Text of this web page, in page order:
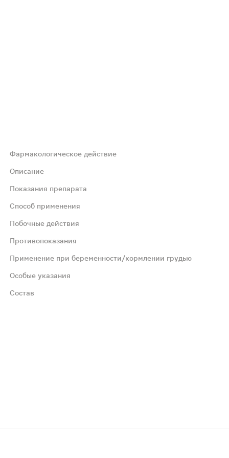
Адвансед) позволяет улучшить подвижность и
кислоты.
Фармакологическое действие
Описание
Показания препарата
Способ применения
Побочные действия
Противопоказания
Применение при беременности/кормлении грудью
Особые указания
Состав